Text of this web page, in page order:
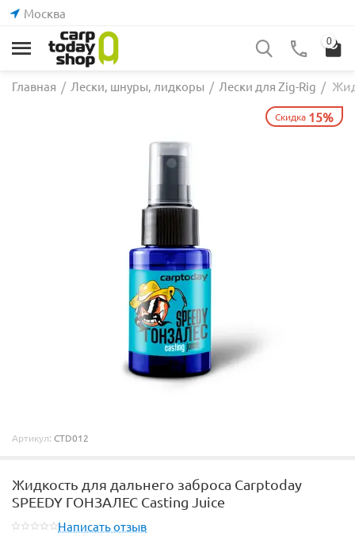
Москва
0
Главная / Лески, шнуры, лидкоры / Лески для Zig-Rig /
Скидка 15%
Артикул: CTD012
Жидкость для дальнего заброса Carptoday
SPEEDY ГОНЗАЛЕС Casting Juice
Написать отзыв